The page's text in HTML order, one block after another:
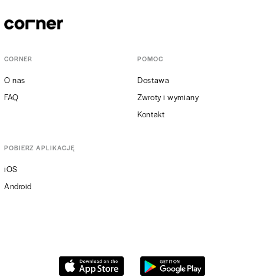
CORNER
O nas
FAQ
POMOC
Dostawa
Zwroty i wymiany
Kontakt
POBIERZ APLIKACJĘ
iOS
Android